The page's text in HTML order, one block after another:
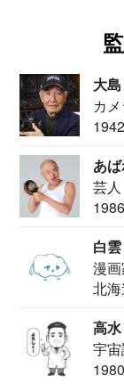
大
カ
あ
芸人
白
漫
北
高
宇